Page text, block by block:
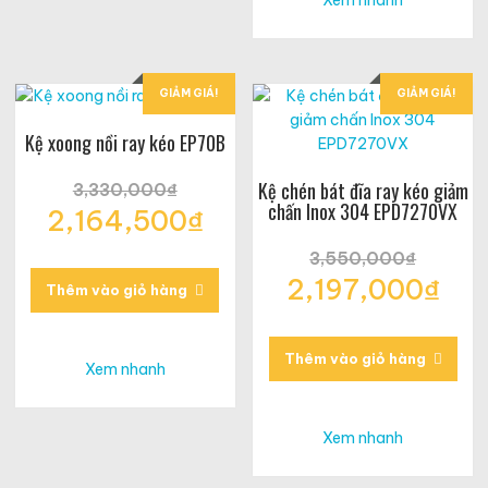
GIẢM GIÁ!
Kệ xoong nồi ray kéo EP70B
3,330,000₫
Giá
gốc
3,330,000₫.
2,164,500₫
hiện
tại
là:
Thêm vào giỏ hàng
Xem nhanh
GIẢM GIÁ!
Kệ chén bát đĩa ray kéo giảm
chấn Inox 304 EPD7270VX
3,550,000₫
Giá
gốc
3,550,000₫.
2,197,000₫
hiện
tại
là:
Thêm vào giỏ hàng
Xem nhanh